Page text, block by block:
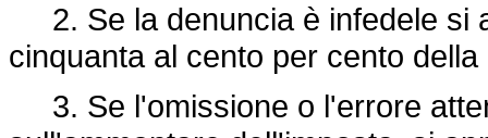
2. Se la denuncia è infedele si
cinquanta al cento per cento
3. Se l'omissione o l'errore